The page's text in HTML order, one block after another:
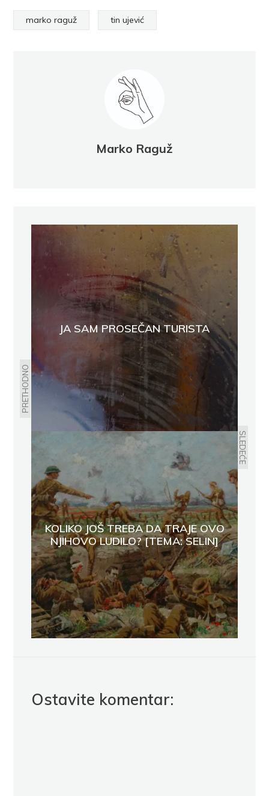
marko raguž tin ujević
Marko Raguž
PRETHODNO
JA SAM PROSEČAN TURISTA
SLEDEĆE
KOLIKO JOŠ TREBA DA TRAJE OVO
NJIHOVO LUDILO? [TEMA: SELIN]
Ostavite komentar: